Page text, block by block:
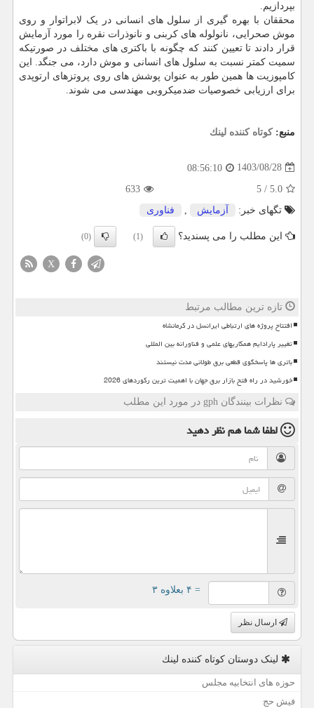
بپردازیم.
محققان با بهره گیری از سلول های انسانی در یک لابراتوار و روی
موش صحرایی، نانولوله های کربنی و نانوذرات نقره را مورد آزمایش
قرار دادند تا تعیین کنند که چگونه با باکتری های مختلف در صورتیکه
سمیت کمتر نسبت به سلول های انسانی و موش دارد، می جنگد. این
کامپوزیت ها همین طور به عنوان پوشش های روی پروتزهای ارتوپدی
برای ارزیابی خصوصیات ضدمیکروبی مهندسی می شوند.
منبع: كوتاه كننده لینك
1403/08/28
08:56:10
5.0
/
5
633
تگهای خبر:
آزمایش , فناوری
این مطلب را می پسندید؟ (1)
(0)
X
تازه ترین مطالب مرتبط
افتتاح پروژه های ارتباطی ایرانسل در کرمانشاه
تغییر پارادایم همکاریهای علمی و فناورانه بین المللی
باتری ها پاسخگوی قطعی برق طولانی مدت نیستند
خورشید در راه فتح بازار برق جهان با اهمیت ترین رکوردهای 2026
نظرات بینندگان gph در مورد این مطلب
لطفا شما همنظر دهید
= ۴ بعلاوه ۳
ارسال نظر
لینک دوستان كوتاه كننده لینك
حوزه های انتخابیه مجلس
فیش حج